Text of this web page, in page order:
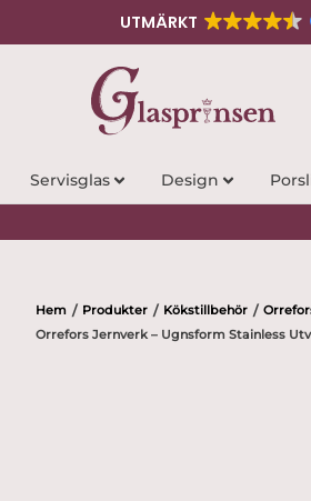
UTMÄRKT
Servisglas Design
Hem / Produkter / Kökstillbehör /
Orrefors Jernverk – Ugnsform Stainless